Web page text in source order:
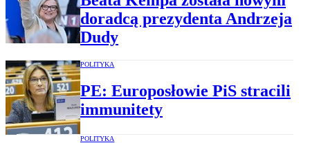
doradcą prezydenta Andrzeja
Dudy
POLITYKA
PE: Europosłowie PiS stracili
immunitety
POLITYKA